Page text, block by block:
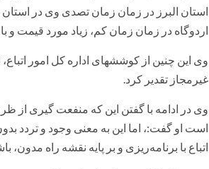
استان البرز در زمان زمان تصدی وی در
اردوگاه در زمان زمان کم، زیاد مورد قیمت و
وی این چنین از کوششهای اداره کل امور
غیرمجاز تقدیر کرد.
وی در ادامه با گفتن این که منفعت گیری از
است او گفت:، اما این به معنی وجود و تردد
اتباع با برنامه‌ریزی و بر پایه نقشه راه مدون،